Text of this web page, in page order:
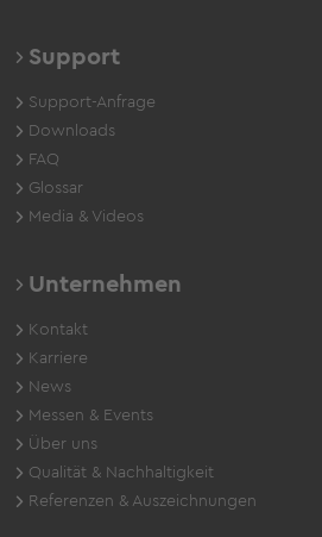
Support
Support-Anfrage
Downloads
FAQ
Glossar
Media & Videos
Unternehmen
Kontakt
Karriere
News
Messen & Events
Über uns
Qualität & Nachhaltigkeit
Referenzen & Auszeichnungen